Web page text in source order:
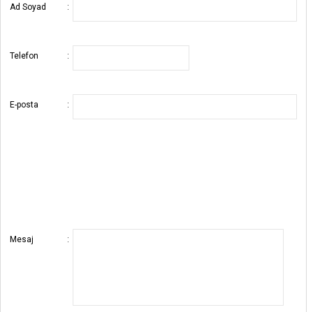
Ad Soyad :
Telefon :
E-posta :
Mesaj :